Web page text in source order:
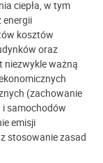
ciepła, w tym
energii
kosztów
oraz
niezwykle ważną
(zachowanie
samochodów
emisji
stosowanie zasad